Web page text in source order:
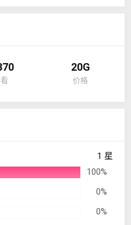
20G
价格
1 星
100%
0%
0%